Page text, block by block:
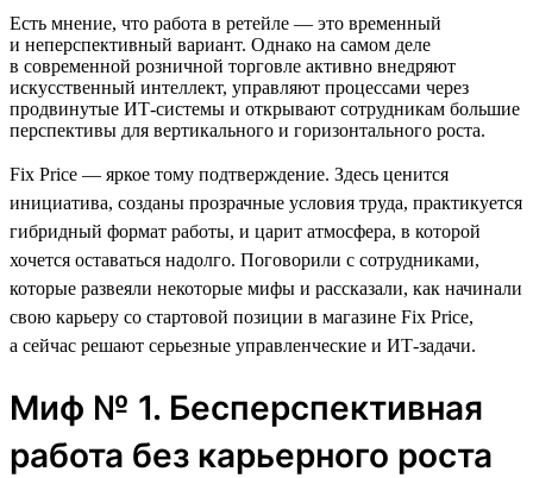
Есть мнение, что работа в ретейле — это временный
и неперспективный вариант. Однако на самом деле
в современной розничной торговле активно внедряют
искусственный интеллект, управляют процессами через
продвинутые ИТ-системы и открывают сотрудникам большие
перспективы для вертикального и горизонтального роста.
Fix Price — яркое тому подтверждение. Здесь ценится
инициатива, созданы прозрачные условия труда, практикуется
гибридный формат работы, и царит атмосфера, в которой
хочется оставаться надолго. Поговорили с сотрудниками,
которые развеяли некоторые мифы и рассказали, как начинали
свою карьеру со стартовой позиции в магазине Fix Price,
а сейчас решают серьезные управленческие и ИТ-задачи.
Миф № 1. Бесперспективная
работа без карьерного роста